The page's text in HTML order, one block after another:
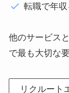
転職で年
他のサービス
で最も大切な
リクルート